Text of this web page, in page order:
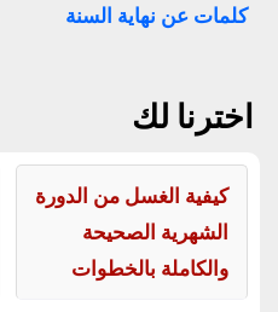
كلمات عن نهاية السنة
اخترنا لك
كيفية الغسل من الدورة
الشهرية الصحيحة
والكاملة بالخطوات